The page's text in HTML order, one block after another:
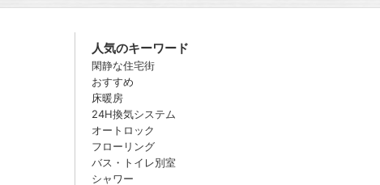
人気のキーワード
閑静な住宅街
おすすめ
床暖房
24H換気システム
オートロック
フローリング
バス・トイレ別室
シャワー